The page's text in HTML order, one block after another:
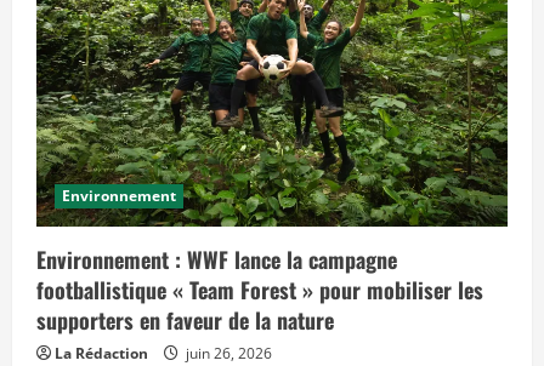
»
Environnement
Environnement : WWF lance la campagne
footballistique « Team Forest » pour mobiliser les
supporters en faveur de la nature
La Rédaction juin 26, 2026